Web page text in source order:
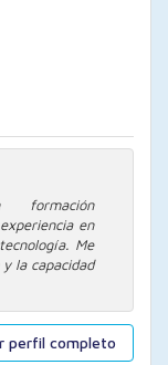
perfil completo
formación
en
Me
la capacidad